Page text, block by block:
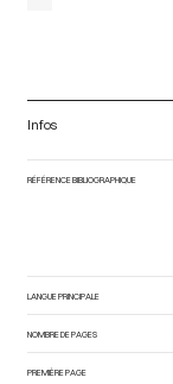
Infos
RÉFÉRENCE BIBLIOGRAPHIQUE
LANGUE PRINCIPALE
NOMBRE DE PAGES
PREMIÈRE PAGE